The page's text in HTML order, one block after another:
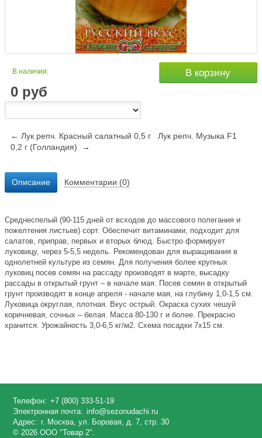
В наличии:
0 руб
В корзину
← Лук репч. Красный салатный 0,5 г
Лук репч. Музыка F1
0,2 г (Голландия) →
Описание Комментарии (0)
Среднеспелый (90-115 дней от всходов до массового полегания и
пожелтения листьев) сорт. Обеспечит витаминами, подходит для
салатов, приправ, первых и вторых блюд. Быстро формирует
луковицу, через 5-5,5 недель. Рекомендован для выращивания в
однолетней культуре из семян. Для получения более крупных
луковиц посев семян на рассаду производят в марте, высадку
рассады в открытый грунт – в начале мая. Посев семян в открытый
грунт производят в конце апреля - начале мая, на глубину 1,0-1,5 см.
Луковица округлая, плотная. Вкус острый. Окраска сухих чешуй
коричневая, сочных – белая. Масса 80-130 г и более. Прекрасно
хранится. Урожайность 3,0-6,5 кг/м2. Схема посадки 7x15 см.
Телефон: +7 (800) 333-51-19
Электронная почта: info@sezonudachi.ru
Адрес: г. Москва, ул. Боровая, д. 7, стр. 30
© 2026 ООО "Товар 2".